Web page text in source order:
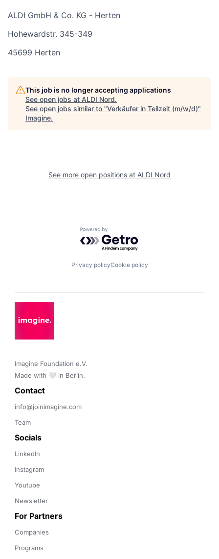
ALDI GmbH & Co. KG - Herten
Hohewardstr. 345-349
45699 Herten
This job is no longer accepting applications
See open jobs at ALDI Nord.
See open jobs similar to "Verkäufer in Teilzeit (m/w/d)"
Imagine.
See more open positions at ALDI Nord
Powered by Getro.com
Privacy policyCookie policy
Imagine Foundation e.V.
Made with 🤍 in Berlin.
Contact
info@joinimagine.com
Team
Socials
LinkedIn
Instagram
Youtube
Newsletter
For Partners
Companies
Programs